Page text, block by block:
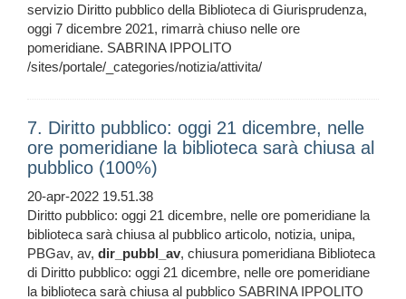
servizio Diritto pubblico della Biblioteca di Giurisprudenza,
oggi 7 dicembre 2021, rimarrà chiuso nelle ore
pomeridiane. SABRINA IPPOLITO
/sites/portale/_categories/notizia/attivita/
7. Diritto pubblico: oggi 21 dicembre, nelle
ore pomeridiane la biblioteca sarà chiusa al
pubblico (100%)
20-apr-2022 19.51.38
Diritto pubblico: oggi 21 dicembre, nelle ore pomeridiane la
biblioteca sarà chiusa al pubblico articolo, notizia, unipa,
PBGav, av, dir_pubbl_av, chiusura pomeridiana Biblioteca
di Diritto pubblico: oggi 21 dicembre, nelle ore pomeridiane
la biblioteca sarà chiusa al pubblico SABRINA IPPOLITO